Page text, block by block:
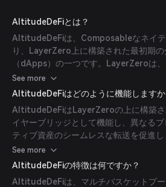
AltitudeDeFiとは？
AltitudeDeFiは、Composableなネイテ
り、LayerZero上に構築された最初期
（dApps）の一つです。LayerZeroは
在の制約を緩和するために設計されたク
ラストラクチャです。本プロジェクトは
ン間でブルーチップのデジタル資産を
ョンを提供し、マルチチェーン接続性
関連する課題に対応することを目指して
See more
AltitudeDeFiはどのように機能しますか
AltitudeDeFiはLayerZeroの上に構築さ
イヤーブリッジとして機能し、異なる
ティブ資産のシームレスな転送を促進
フラストラクチャを活用することで、
の安全で効率的な通信を保証し、従来の
リスクや複雑さなく資産移動を可能にし
See more
AltitudeDeFiの特徴は何ですか？
AltitudeDeFiは、マルチバスケットプ